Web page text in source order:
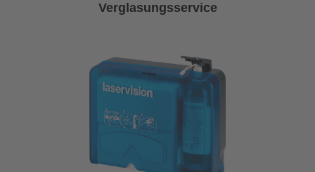
Verglasungsservice